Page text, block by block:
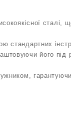
сталі,
стандартних
його під